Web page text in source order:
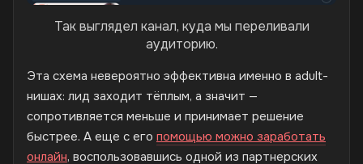
Так выглядел канал, куда мы переливали
аудиторию.
Эта схема невероятно эффективна именно в adult-
нишах: лид заходит тёплым, а значит —
сопротивляется меньше и принимает решение
быстрее. А еще с его помощью можно заработать
онлайн, воспользовавшись одной из партнерских